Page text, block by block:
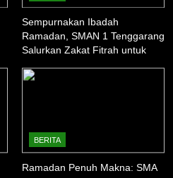
Sempurnakan Ibadah
Ramadan, SMAN 1 Tenggarang
Salurkan Zakat Fitrah untuk
BERITA
Ramadan Penuh Makna: SMA